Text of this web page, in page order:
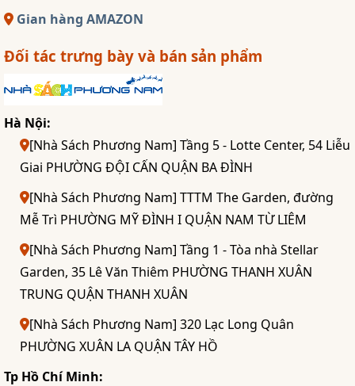
Gian hàng AMAZON
Đối tác trưng bày và bán sản phẩm
Hà Nội:
[Nhà Sách Phương Nam] Tầng 5 - Lotte Center, 54 Liễu
Giai PHƯỜNG ĐỘI CẤN QUẬN BA ĐÌNH
[Nhà Sách Phương Nam] TTTM The Garden, đường
Mễ Trì PHƯỜNG MỸ ĐÌNH I QUẬN NAM TỪ LIÊM
[Nhà Sách Phương Nam] Tầng 1 - Tòa nhà Stellar
Garden, 35 Lê Văn Thiêm PHƯỜNG THANH XUÂN
TRUNG QUẬN THANH XUÂN
[Nhà Sách Phương Nam] 320 Lạc Long Quân
PHƯỜNG XUÂN LA QUẬN TÂY HỒ
Tp Hồ Chí Minh: